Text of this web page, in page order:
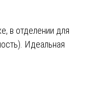
в отделении для
Идеальная